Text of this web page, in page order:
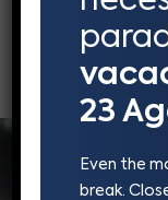
23
Even the
break.